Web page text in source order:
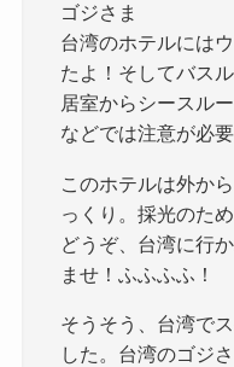
ゴジさま
台湾のホテルには
たよ！そしてバス
居室からシースル
などでは注意が必要
このホテルは外か
っくり。採光のた
どうぞ、台湾に行
ませ！ふふふふ！
そうそう、台湾で
した。台湾のゴジ